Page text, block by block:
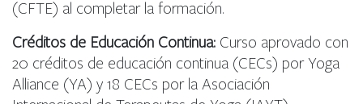
(CFTE) al completar la formación.
Créditos de Educación Continua: Curso aprovado con
20 créditos de educación continua (CECs) por Yoga
Alliance (YA) y 18 CECs por la Asociación